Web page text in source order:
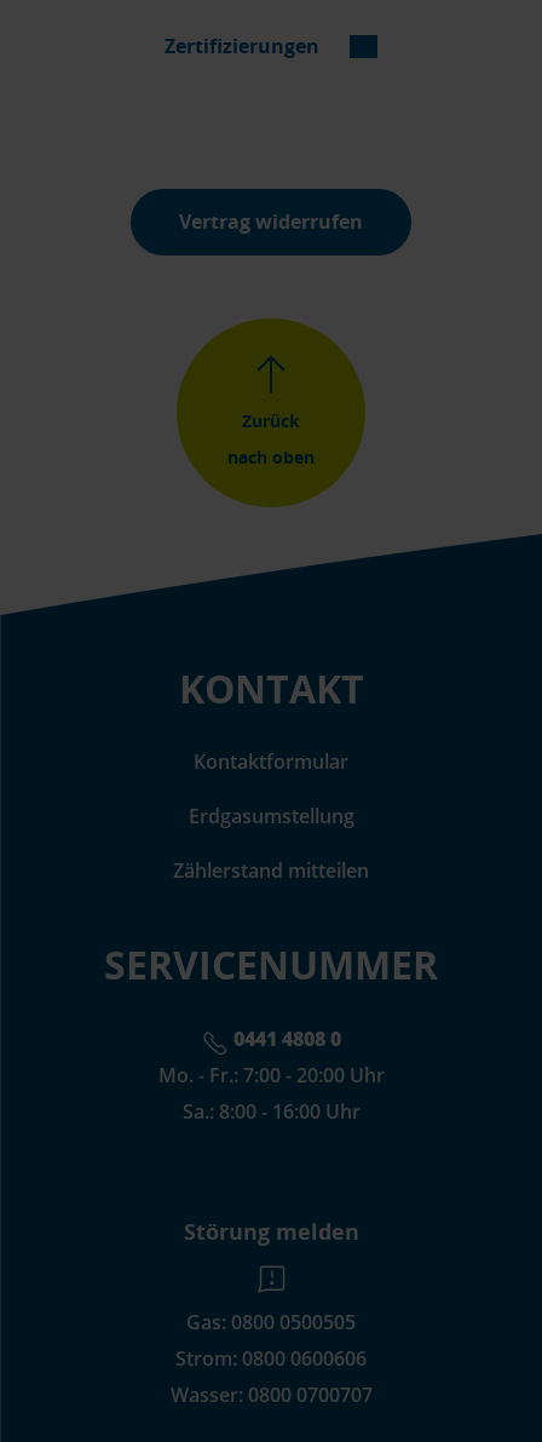
Zertifizierungen
Vertrag widerrufen
KONTAKT
Kontaktformular
Erdgasumstellung
Zählerstand mitteilen
SERVICENUMMER
0441 4808 0
Mo. - Fr.: 7:00 - 20:00 Uhr
Sa.: 8:00 - 16:00 Uhr
Störung melden
Gas: 0800 0500505
Strom: 0800 0600606
Wasser: 0800 0700707
Zurück
nach oben